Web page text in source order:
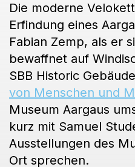
Die moderne
Erfindung eines
Fabian Zemp, als er
bewaffnet auf
SBB Historic
von Menschen und
Museum Aargaus
kurz mit Samuel
Ausstellungen des
Ort sprechen.